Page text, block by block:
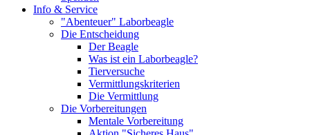
Info & Service
"Abenteuer" Laborbeagle
Die Entscheidung
Der Beagle
Was ist ein Laborbeagle?
Tierversuche
Vermittlungskriterien
Die Vermittlung
Die Vorbereitungen
Mentale Vorbereitung